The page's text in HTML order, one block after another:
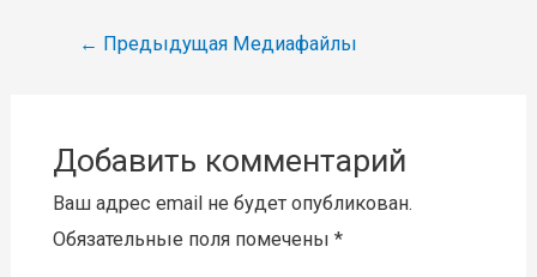
Навигация
← Предыдущая Медиафайлы
Добавить комментарий
Ваш адрес email не будет опубликован.
Обязательные поля помечены *